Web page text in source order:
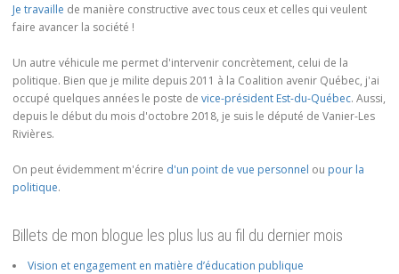
Je travaille de manière constructive avec tous ceux et celles qui veulent
faire avancer la société !
Un autre véhicule me permet d'intervenir concrètement, celui de la
politique. Bien que je milite depuis 2011 à la Coalition avenir Québec, j'ai
occupé quelques années le poste de vice-président Est-du-Québec. Aussi,
depuis le début du mois d'octobre 2018, je suis le député de Vanier-Les
Rivières.
On peut évidemment m'écrire d'un point de vue personnel ou pour la
politique.
Billets de mon blogue les plus lus au fil du dernier mois
Vision et engagement en matière d’éducation publique